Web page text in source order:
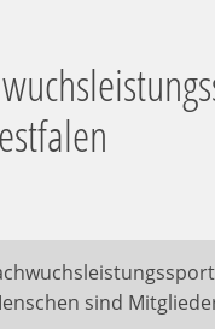
sind